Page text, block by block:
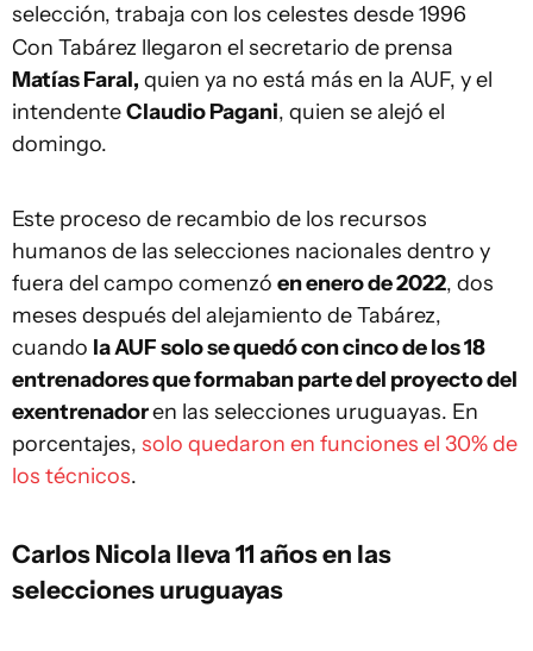
selección, trabaja con los celestes desde 1996
Con Tabárez llegaron el secretario de prensa
Matías Faral, quien ya no está más en la AUF, y el
intendenteClaudio Pagani, quien se alejó el
domingo.
Este proceso de recambio de los recursos
humanos de las selecciones nacionales dentro y
fuera del campo comenzó en enero de 2022, dos
meses después del alejamiento de Tabárez,
cuando la AUF solo se quedó con cinco de los 18
entrenadores que formaban parte del proyecto del
exentrenadoren las selecciones uruguayas. En
porcentajes, solo quedaron en funciones el 30% de
los técnicos.
Carlos Nicola lleva 11 años en las
selecciones uruguayas